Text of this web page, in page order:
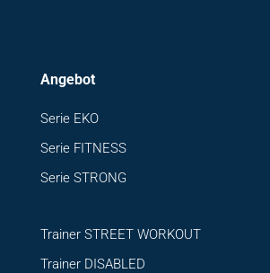
Angebot
Serie EKO
Serie FITNESS
Serie STRONG
Trainer STREET WORKOUT
Trainer DISABLED